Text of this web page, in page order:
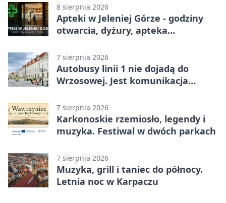
8 sierpnia 2026
Apteki w Jeleniej Górze - godziny
otwarcia, dyżury, apteka
7 sierpnia 2026
Autobusy linii 1 nie dojadą do
Wrzosowej. Jest komunikacja
7 sierpnia 2026
Karkonoskie rzemiosło, legendy i
muzyka. Festiwal w dwóch parkach
7 sierpnia 2026
Muzyka, grill i taniec do północy.
Letnia noc w Karpaczu